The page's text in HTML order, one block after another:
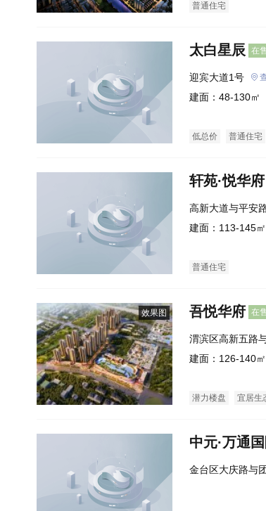
普通住宅
太白星辰 在
迎宾大道1号
建面：48-130㎡
低总价 普通住宅
轩苑·悦华府
高新大道与平安
建面：113-145
普通住宅
效果图 吾悦华府 在
渭滨区高新五路
建面：126-140
潜力楼盘 宜居生
中元·万通
金台区大庆路与